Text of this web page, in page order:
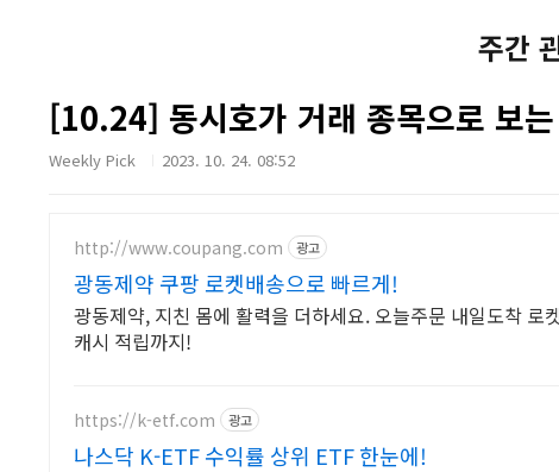
주간
[10.24] 동시호가 거래 종목으로 보
Weekly Pick 2023. 10. 24. 08:52
http://www.coupang.com 광고
광동제약 쿠팡 로켓배송으로 빠르게!
광동제약, 지친 몸에 활력을 더하세요. 오늘주문 내일도착
캐시 적립까지!
https://k-etf.com 광고
나스닥 K-ETF 수익률 상위 ETF 한눈에!